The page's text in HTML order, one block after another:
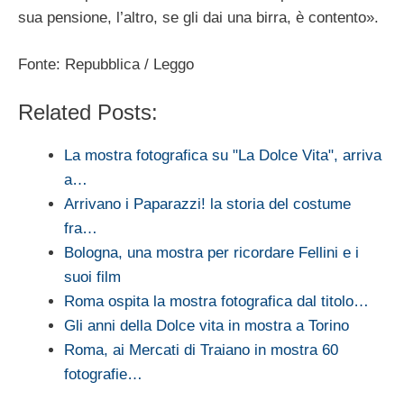
sua pensione, l’altro, se gli dai una birra, è contento».
Fonte: Repubblica / Leggo
Related Posts:
La mostra fotografica su "La Dolce Vita", arriva
a…
Arrivano i Paparazzi! la storia del costume
fra…
Bologna, una mostra per ricordare Fellini e i
suoi film
Roma ospita la mostra fotografica dal titolo…
Gli anni della Dolce vita in mostra a Torino
Roma, ai Mercati di Traiano in mostra 60
fotografie…